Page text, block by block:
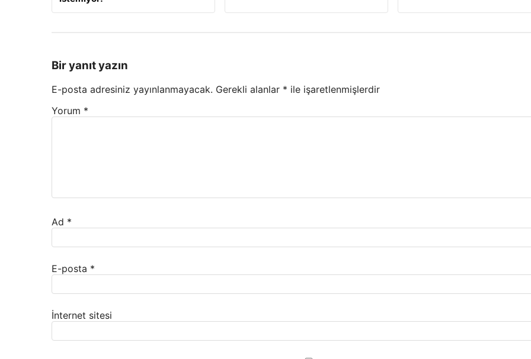
Bir yanıt yazın
E-posta adresiniz yayınlanmayacak. Gerekli alanlar * ile işaretlenmişlerdir
Yorum *
Ad *
E-posta *
İnternet sitesi